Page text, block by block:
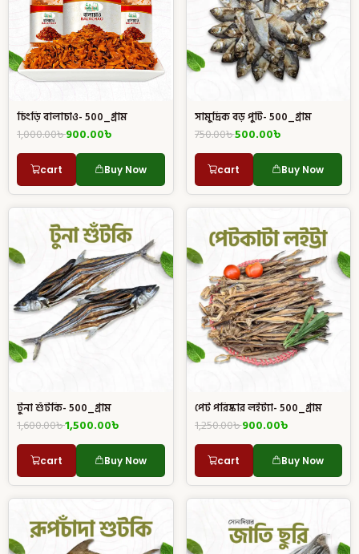
চিংড়ি বালাচাও- 500_গ্রাম
1,000.00৳900.00৳
cart Buy Now
সামুদ্রিক বড় পুটি- 500_গ্রাম
750.00৳500.00৳
cart Buy Now
টুনা শুঁটকি- 500_গ্রাম
1,600.00৳1,500.00৳
cart Buy Now
পেট পরিষ্কার লইট্যা- 500_গ্রাম
1,250.00৳900.00৳
cart Buy Now